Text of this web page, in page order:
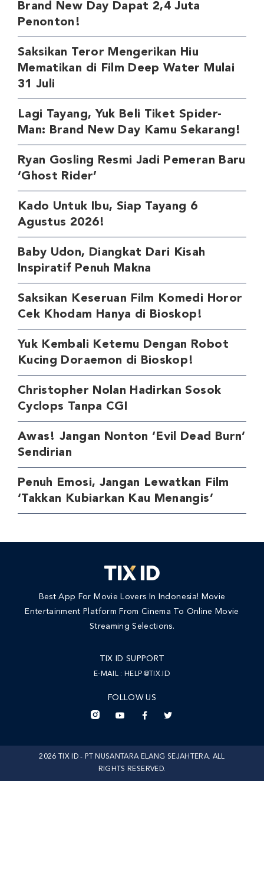
Brand New Day Dapat 2,4 Juta
Penonton!
Saksikan Teror Mengerikan Hiu
Mematikan di Film Deep Water Mulai
31 Juli
Lagi Tayang, Yuk Beli Tiket Spider-
Man: Brand New Day Kamu Sekarang!
Ryan Gosling Resmi Jadi Pemeran Baru
‘Ghost Rider’
Kado Untuk Ibu, Siap Tayang 6
Agustus 2026!
Baby Udon, Diangkat Dari Kisah
Inspiratif Penuh Makna
Saksikan Keseruan Film Komedi Horor
Cek Khodam Hanya di Bioskop!
Yuk Kembali Ketemu Dengan Robot
Kucing Doraemon di Bioskop!
Christopher Nolan Hadirkan Sosok
Cyclops Tanpa CGI
Awas! Jangan Nonton ‘Evil Dead Burn’
Sendirian
Penuh Emosi, Jangan Lewatkan Film
‘Takkan Kubiarkan Kau Menangis’
Best App For Movie Lovers In Indonesia! Movie
Entertainment Platform From Cinema To Online Movie
Streaming Selections.
TIX ID SUPPORT
E-MAIL : HELP@TIX.ID
FOLLOW US
2026 TIX ID - PT NUSANTARA ELANG SEJAHTERA. ALL
RIGHTS RESERVED.